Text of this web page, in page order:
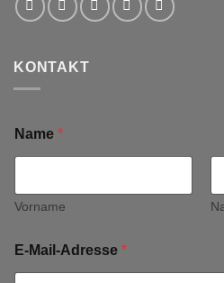
KONTAKT
Name *
Vorname
E-Mail-Adresse *